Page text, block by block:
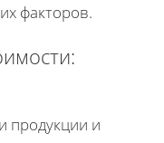
факторов.
продукции и